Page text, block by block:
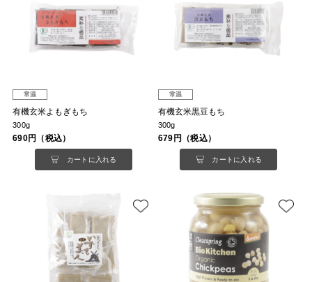
常温
有機玄米よもぎもち
300g
690円（税込）
カートに入れる
常温
有機玄米黒豆もち
300g
679円（税込）
カートに入れる